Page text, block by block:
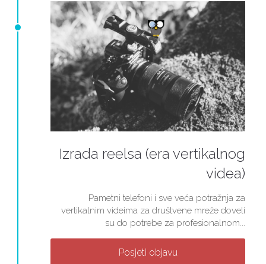
Izrada reelsa (era vertikalnog
videa)
Pametni telefoni i sve veća potražnja za
vertikalnim videima za društvene mreže doveli
su do potrebe za profesionalnom...
Posjeti objavu